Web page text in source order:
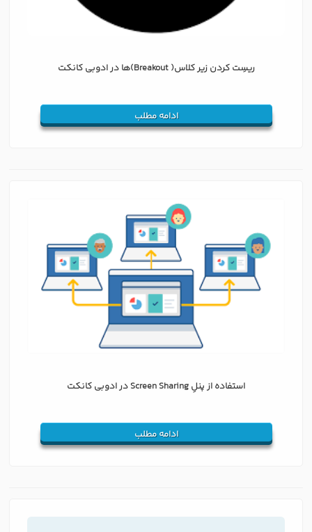
ریسِت کردن زیر کلاس‌( Breakout)ها در ادوبی کانکت
ادامه مطلب
استفاده از پنلِ Screen Sharing در ادوبی کانکت
ادامه مطلب